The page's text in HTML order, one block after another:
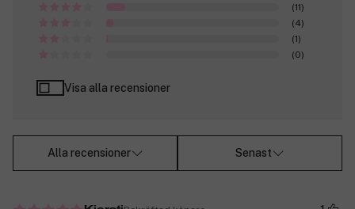
(11)
(4)
(1)
(0)
Visa alla recensioner
Alla recensioner Senast